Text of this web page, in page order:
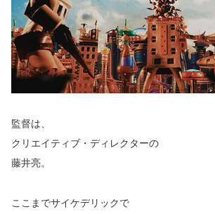
監督は、
クリエイティブ・ディレクターの
藤井亮。
ここまでサイケデリックで